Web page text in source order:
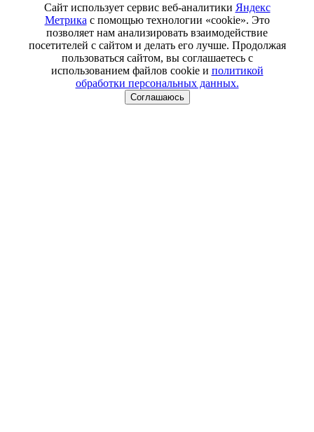
Сайт использует сервис веб-аналитики Яндекс
Метрика с помощью технологии «cookie». Это
позволяет нам анализировать взаимодействие
посетителей с сайтом и делать его лучше. Продолжая
пользоваться сайтом, вы соглашаетесь с
использованием файлов cookie и политикой
обработки персональных данных.
Соглашаюсь